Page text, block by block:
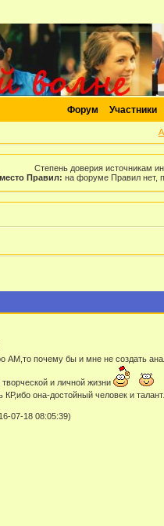
Форум Участники
Степень доверия источникам
Правил: на форуме Правил нет,
АМ,то почему бы и мне не создать
и личной жизни
она-достойный человек и
07-18 08:05:39)